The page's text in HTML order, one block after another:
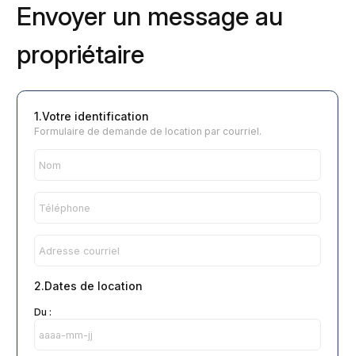
Envoyer un message au
propriétaire
Formulaire de demande de location par courriel.
1.Votre identification
2.Dates de location
Du :